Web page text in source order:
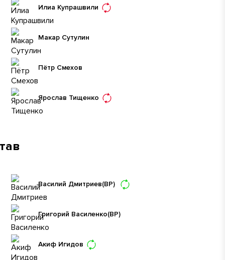
Илиа Купрашвили
Макар Сутулин
Пётр Смехов
Ярослав Тищенко
Василий Дмитриев(ВР)
Григорий Василенко(ВР)
Акиф Игидов